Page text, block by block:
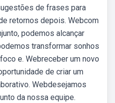
de frases para
retornos depois. Webcom
podemos alcançar
transformar sonhos
e. Webreceber um novo
de criar um
Webdesejamos
da nossa equipe.